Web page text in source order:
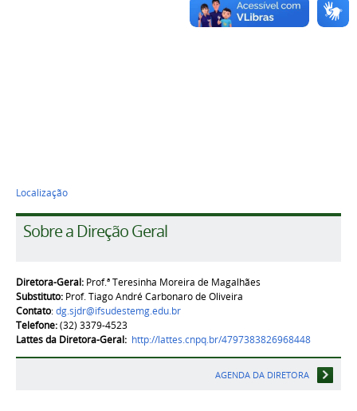
Localização
Sobre a Direção Geral
Diretora-Geral: Prof.ª Teresinha Moreira de Magalhães
Substituto: Prof. Tiago André Carbonaro de Oliveira
Contato:dg.sjdr@ifsudestemg.edu.br
Telefone:(32) 3379-4523
Lattes da Diretora-Geral: http://lattes.cnpq.br/4797383826968448
AGENDA DA DIRETORA